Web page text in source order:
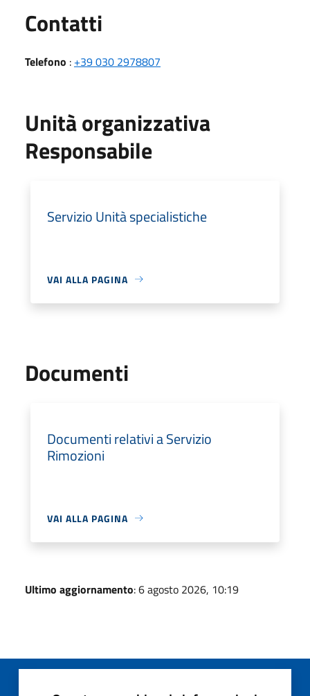
Contatti
Telefono : +39 030 2978807
Unità organizzativa
Responsabile
Servizio Unità specialistiche
VAI ALLA PAGINA
Documenti
Documenti relativi a Servizio
Rimozioni
VAI ALLA PAGINA
Ultimo aggiornamento: 6 agosto 2026, 10:19